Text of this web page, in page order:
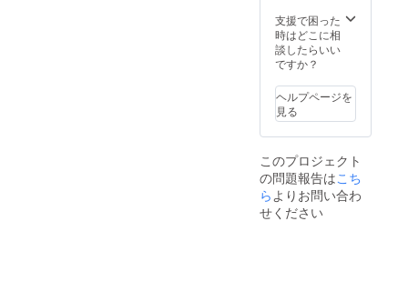
況、製
造工程
上の都
合等に
荷時期
る場合
があり
※税込、
送料込
みの価
格で
イロン
製造
国：日
本 ※デ
ン・仕
様は変
更にな
る可能
ざいま
す。ご
了承く
ださ
い。 ※
約620g
素材：
バング
ラディ
産
キップ
牛革
ベース
ンクレ
ザー イ
ン
ナー：
クリン
支援で困った
時はどこに相
談したらいい
ですか？
ヘルプページを
見る
このプロジェクト
の問題報告はこち
らよりお問い合わ
せください